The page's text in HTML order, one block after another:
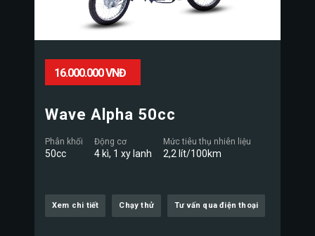
16.000.000 VNĐ
Wave Alpha 50cc
Phân khối
50cc
Động cơ
4 kì, 1 xy lanh
Mức tiêu thụ nhiên liệu
2,2 lít/100km
Xem chi tiết Chạy thử Tư vấn qua điện thoại